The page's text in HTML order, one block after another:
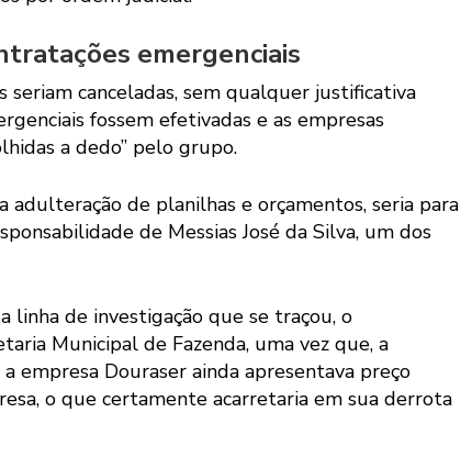
emergenciais
seriam canceladas, sem qualquer justificativa
fossem efetivadas e as empresas
a dedo” pelo grupo.
de planilhas e orçamentos, seria para
de Messias José da Silva, um dos
linha de investigação que se traçou, o
Municipal de Fazenda, uma vez que, a
empresa Douraser ainda apresentava preço
o que certamente acarretaria em sua derrota